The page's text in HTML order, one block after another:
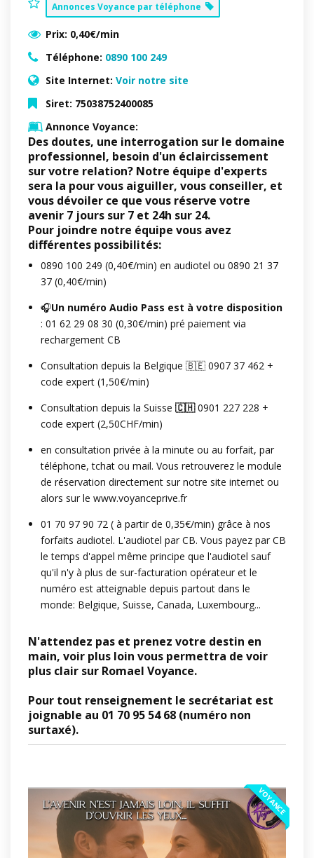
Annonces Voyance par téléphone
Prix: 0,40€/min
Téléphone: 0890 100 249
Site Internet: Voir notre site
Siret: 75038752400085
Annonce Voyance:
Des doutes, une interrogation sur le domaine
professionnel, besoin d'un éclaircissement
sur votre relation? Notre équipe d'experts
sera la pour vous aiguiller, vous conseiller, et
vous dévoiler ce que vous réserve votre
avenir 7 jours sur 7 et 24h sur 24.
Pour joindre notre équipe vous avez
différentes possibilités:
0890 100 249 (0,40€/min) en audiotel ou 0890 21 37
37 (0,40€/min)
🎧Un numéro Audio Pass est à votre disposition
: 01 62 29 08 30 (0,30€/min) pré paiement via
rechargement CB
Consultation depuis la Belgique 🇧🇪 0907 37 462 +
code expert (1,50€/min)
Consultation depuis la Suisse 🇨🇭0901 227 228 +
code expert (2,50CHF/min)
en consultation privée à la minute ou au forfait, par
téléphone, tchat ou mail. Vous retrouverez le module
de réservation directement sur notre site internet ou
alors sur le www.voyanceprive.fr
01 70 97 90 72 ( à partir de 0,35€/min) grâce à nos
forfaits audiotel. L'audiotel par CB. Vous payez par CB
le temps d'appel même principe que l'audiotel sauf
qu'il n'y à plus de sur-facturation opérateur et le
numéro est atteignable depuis partout dans le
monde: Belgique, Suisse, Canada, Luxembourg...
N'attendez pas et prenez votre destin en
main, voir plus loin vous permettra de voir
plus clair sur Romael Voyance.
Pour tout renseignement le secrétariat est
joignable au 01 70 95 54 68 (numéro non
surtaxé).
VOYANCE